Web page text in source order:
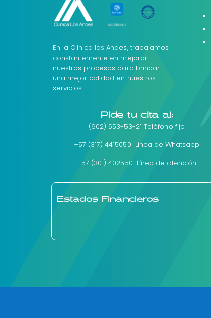
En la Clínica los Andes, trabajamos
constantemente en mejorar
nuestros procesos para brindar
una mejor calidad en nuestros
servicios.
Pide tu cita al:
(602) 553-53-21 Teléfono fijo
+57 (317) 4415050 Línea de Whatsapp
+57 (301) 4025501 Línea de atención
Estados Financieros